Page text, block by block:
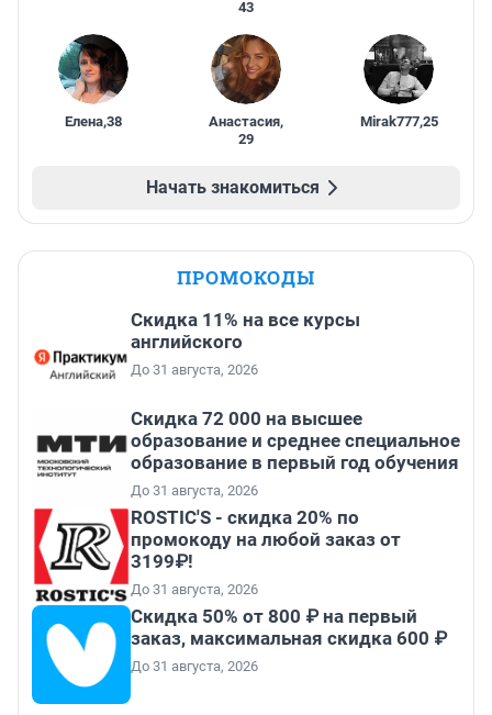
43
Елена,38 Анастасия,
29
Mirak777,25
Начать знакомиться
ПРОМОКОДЫ
Скидка 11% на все курсы
английского
До 31 августа, 2026
Скидка 72 000 на высшее
образование и среднее специальное
образование в первый год обучения
До 31 августа, 2026
ROSTIC'S - скидка 20% по
промокоду на любой заказ от
3199₽!
До 31 августа, 2026
Скидка 50% от 800 ₽ на первый
заказ, максимальная скидка 600 ₽
До 31 августа, 2026